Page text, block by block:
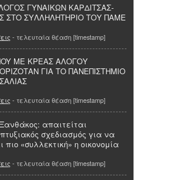
ΓΥΝΑΙΚΩΝ ΚΑΡΔΙΤΣΑΣ-
ΣΤΟ ΣΥΛΛΗΛΗΤΗΡΙΟ ΤΟΥ ΠΑΜΕ
- τελευταία θέαση [timestamp]
ME KΡΕΑΣ ΑΛΟΓΟΥ
ΓΙΑ ΤΟ ΠΑΝΕΠΙΣΤΗΜΙΟ
- τελευταία θέαση [timestamp]
απαιτείται
σχεδιασμός για να
πιο «συλλεκτική» η οικονομία
- τελευταία θέαση [timestamp]